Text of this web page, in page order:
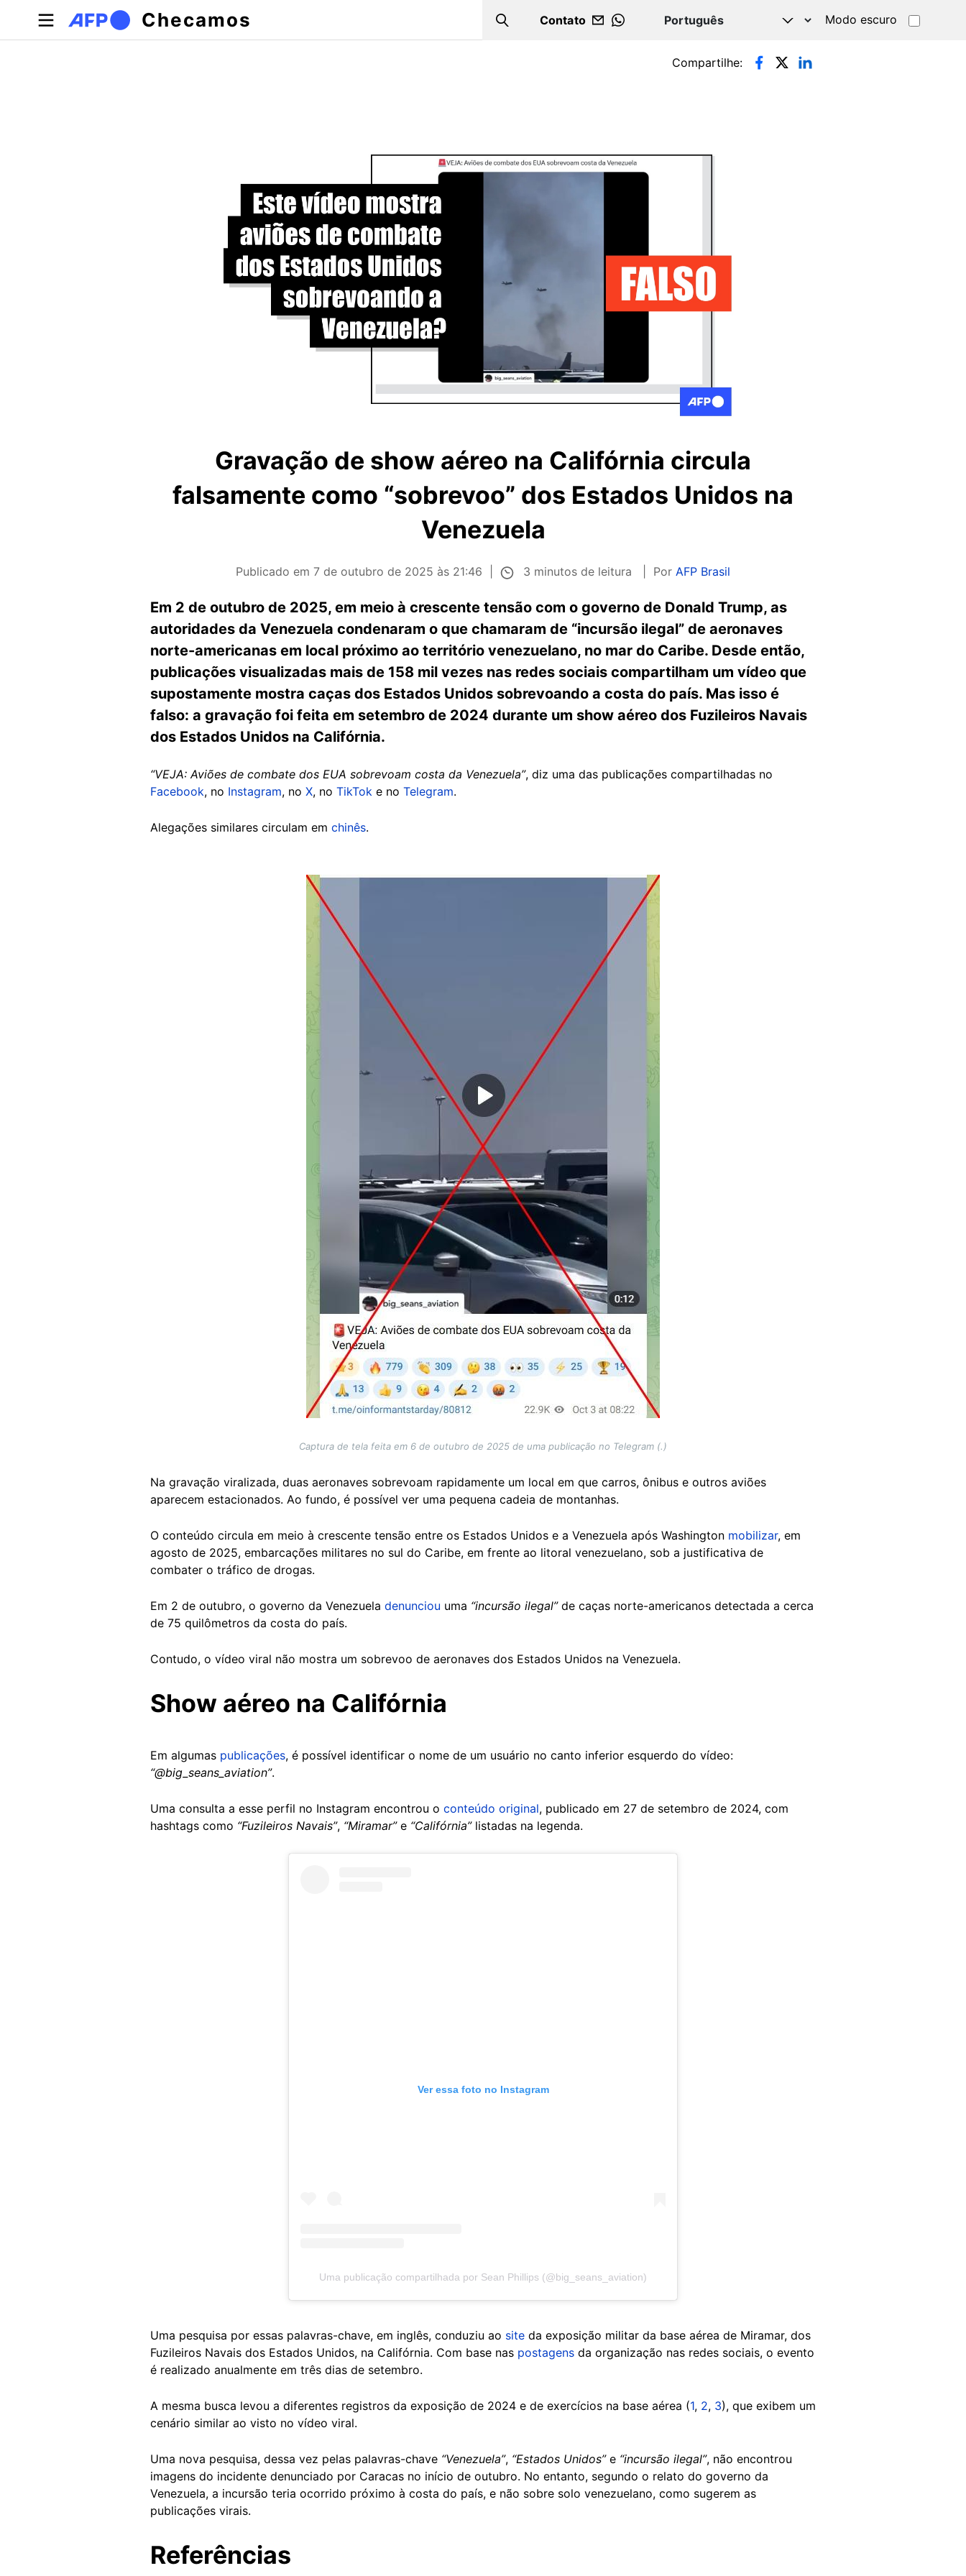
Pular para o conteúdo principal
Checamos Search
Contato
WHATSAPP
Modo escuro
Abas primárias Compartilhe:
Gravação de show aéreo na Califórnia circula
falsamente como “sobrevoo” dos Estados Unidos na
Venezuela
Publicado em 7 de outubro de 2025 às 21:46 3 minutos de leitura Por AFP Brasil
Em 2 de outubro de 2025, em meio à crescente tensão com o governo de Donald Trump, as
autoridades da Venezuela condenaram o que chamaram de “incursão ilegal” de aeronaves
norte-americanas em local próximo ao território venezuelano, no mar do Caribe. Desde então,
publicações visualizadas mais de 158 mil vezes nas redes sociais compartilham um vídeo que
supostamente mostra caças dos Estados Unidos sobrevoando a costa do país. Mas isso é
falso: a gravação foi feita em setembro de 2024 durante um show aéreo dos Fuzileiros Navais
dos Estados Unidos na Califórnia.
“VEJA: Aviões de combate dos EUA sobrevoam costa da Venezuela”, diz uma das publicações compartilhadas no
Facebook, no Instagram, no X, no TikTok e no Telegram.
Alegações similares circulam em chinês.
Captura de tela feita em 6 de outubro de 2025 de uma publicação no Telegram (.)
Na gravação viralizada, duas aeronaves sobrevoam rapidamente um local em que carros, ônibus e outros aviões
aparecem estacionados. Ao fundo, é possível ver uma pequena cadeia de montanhas.
O conteúdo circula em meio à crescente tensão entre os Estados Unidos e a Venezuela após Washington mobilizar, em
agosto de 2025, embarcações militares no sul do Caribe, em frente ao litoral venezuelano, sob a justificativa de
combater o tráfico de drogas.
Em 2 de outubro, o governo da Venezuela denunciou uma “incursão ilegal”de caças norte-americanos detectada a cerca
de 75 quilômetros da costa do país.
Contudo, o vídeo viral não mostra um sobrevoo de aeronaves dos Estados Unidos na Venezuela.
Show aéreo na Califórnia
Em algumas publicações, é possível identificar o nome de um usuário no canto inferior esquerdo do vídeo:
“@big_seans_aviation”.
Uma consulta a esse perfil no Instagram encontrou o conteúdo original, publicado em 27 de setembro de 2024, com
hashtags como “Fuzileiros Navais”, “Miramar”e “Califórnia”listadas na legenda.
Ver essa foto no Instagram
Uma publicação compartilhada por Sean Phillips (@big_seans_aviation)
Uma pesquisa por essas palavras-chave, em inglês, conduziu ao site da exposição militar da base aérea de Miramar, dos
Fuzileiros Navais dos Estados Unidos, na Califórnia. Com base nas postagens da organização nas redes sociais, o evento
é realizado anualmente em três dias de setembro.
A mesma busca levou a diferentes registros da exposição de 2024 e de exercícios na base aérea (1, 2, 3), que exibem um
cenário similar ao visto no vídeo viral.
Uma nova pesquisa, dessa vez pelas palavras-chave “Venezuela”, “Estados Unidos”e “incursão ilegal”, não encontrou
imagens do incidente denunciado por Caracas no início de outubro. No entanto, segundo o relato do governo da
Venezuela, a incursão teria ocorrido próximo à costa do país, e não sobre solo venezuelano, como sugerem as
publicações virais.
Referências